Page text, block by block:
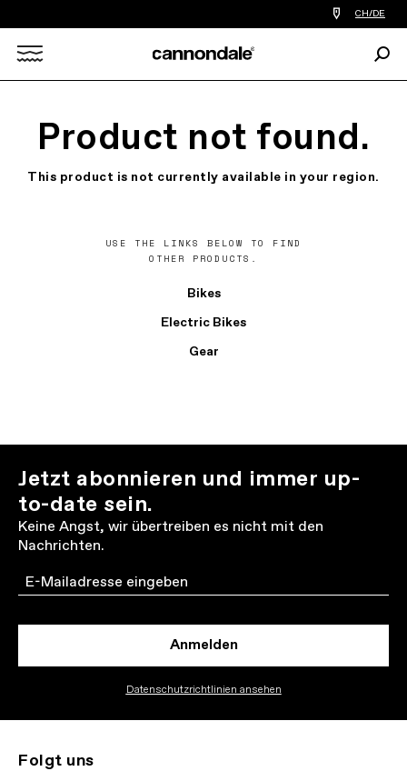
Einen
Händler
meiner
finden
CH/DE
Product not found.
This product is not currently available in your region.
USE THE LINKS BELOW TO FIND
OTHER PRODUCTS.
Bikes
Electric Bikes
Gear
Jetzt abonnieren und immer up-
to-date sein.
Keine Angst, wir übertreiben es nicht mit den
Nachrichten.
Email
Anmelden
Datenschutzrichtlinien ansehen
Folgt uns